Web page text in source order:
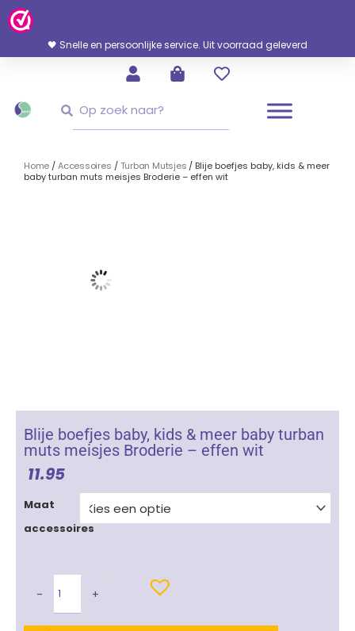
Ga
Naar
Inhoud
🖤 Snelle en persoonlijke service. Uit voorraad geleverd
Home /Accessoires / Turban Mutsjes / Blije boefjes baby, kids & meer
baby turban muts meisjes Broderie – effen wit
Blije boefjes baby, kids & meer baby turban
muts meisjes Broderie – effen wit
11.95
Maat
accessoires
-
Blije
baby,
turban
+